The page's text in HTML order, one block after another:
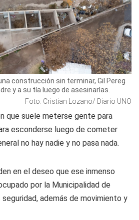
construcción sin terminar, Gil Pereg
y a su tía luego de asesinarlas.
Foto: Cristian Lozano/ Diario UNO
que suele meterse gente para
esconderse luego de cometer
no hay nadie y no pasa nada.
en el deseo que ese inmenso
por la Municipalidad de
seguridad, además de movimiento y